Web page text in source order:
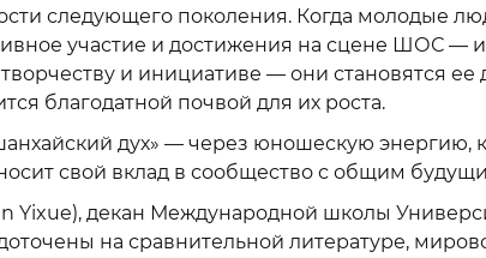
следующего поколения. Когда молодые
участие и достижения на сцене ШОС —
и инициативе — они становятся
благодатной почвой для их роста.
дух» — через юношескую энергию,
свой вклад в сообщество с общим
Yixue), декан Международной школы
на сравнительной литературе,